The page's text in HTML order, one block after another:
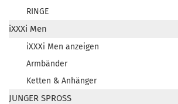
RINGE
iXXXi Men
iXXXi Men anzeigen
Armbänder
Ketten & Anhänger
JUNGER SPROSS